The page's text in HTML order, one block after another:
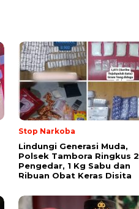
Stop Narkoba
Lindungi Generasi Muda,
Polsek Tambora Ringkus 2
Pengedar, 1 Kg Sabu dan
Ribuan Obat Keras Disita